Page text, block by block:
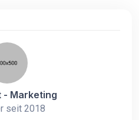
- Marketing
seit 2018